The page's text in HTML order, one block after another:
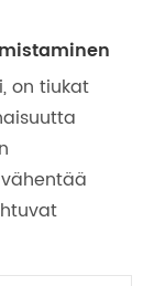
on tiukat